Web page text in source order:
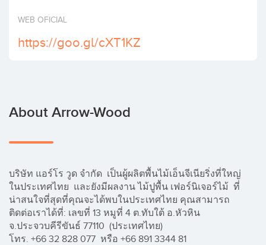
WEB OFICIAL
https://goo.gl/cXT1KZ
About Arrow-Wood
บริษัท แอร์โร วูด จำกัด  เป็นผู้ผลิตพื้นไม้เอ็นจีเนียริ่งที่ใหญ่
ในประเทศไทย  และยังมีผลงาน ไม้ปูพื้น เฟอร์นิเจอร์ไม้  ที่
น่าสนใจที่สุดที่คุณจะได้พบในประเทศไทย คุณสามารถ
ติดต่อเราได้ที่: เลขที่ 13 หมูที่ 4 ต.ทับใต้ อ.หัวหิน
จ.ประจวบคีรีขันธ์ 77110  (ประเทศไทย)
โทร. +66 32 828 077  หรือ +66 891 3344 81